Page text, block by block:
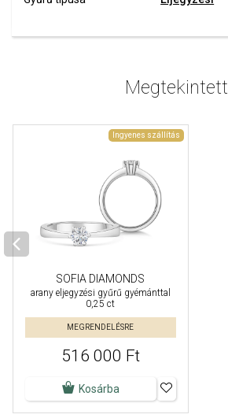
Megtekintett
Ingyenes szállítás
SOFIA DIAMONDS
arany eljegyzési gyűrű gyémánttal
0,25 ct
MEGRENDELÉSRE
516 000 Ft
Kosárba